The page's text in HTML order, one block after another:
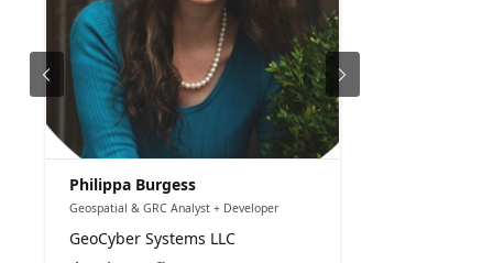
Philippa Burgess
Geospatial & GRC Analyst + Developer
GeoCyber Systems LLC